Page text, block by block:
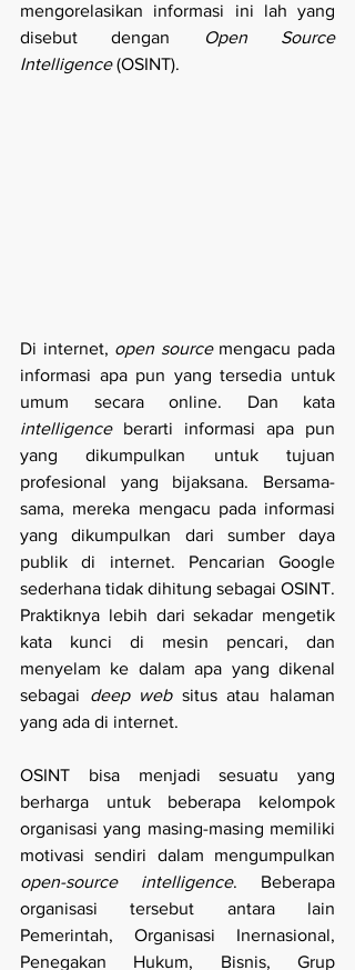
mengorelasikan informasi ini lah yang
disebut dengan
Open Source
Intelligence (OSINT).
Di internet, open source mengacu pada
informasi apa pun yang tersedia untuk
intelligence berarti informasi apa pun
yang dikumpulkan untuk tujuan
profesional yang bijaksana. Bersama-
sama, mereka mengacu pada informasi
yang dikumpulkan dari sumber daya
publik di internet. Pencarian Google
sederhana tidak dihitung sebagai OSINT.
Praktiknya lebih dari sekadar mengetik
kata kunci di mesin pencari, dan
menyelam ke dalam apa yang dikenal
sebagai deep web situs atau halaman
yang ada di internet.
OSINT bisa menjadi sesuatu yang
berharga untuk beberapa kelompok
organisasi yang masing-masing memiliki
open-source intelligence. Beberapa
organisasi tersebut antara lain
Pemerintah, Organisasi Inernasional,